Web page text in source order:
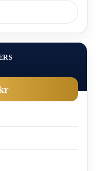
fordonet genom ratten
sin förmåga att minska
vägar.
när systemet